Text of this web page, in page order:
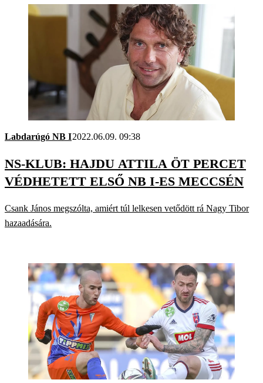
Labdarúgó NB I2022.06.09. 09:38
NS-KLUB: HAJDU ATTILA ÖT PERCET
VÉDHETETT ELSŐ NB I-ES MECCSÉN
Csank János megszólta, amiért túl lelkesen vetődött rá Nagy Tibor
hazaadására.